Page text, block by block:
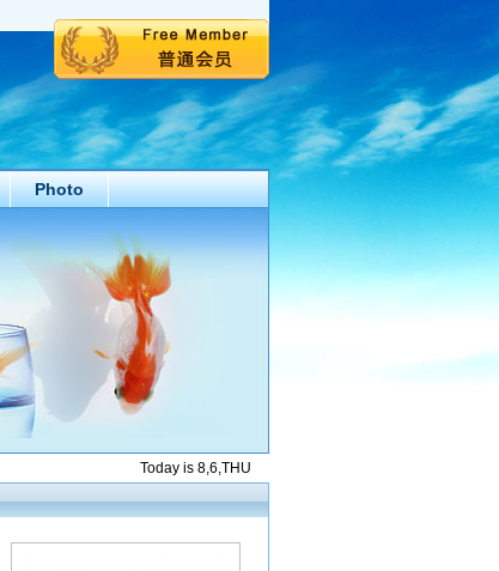
Photo
Today is 8,6,THU